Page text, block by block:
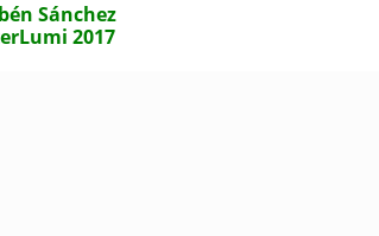
Sánchez
2017